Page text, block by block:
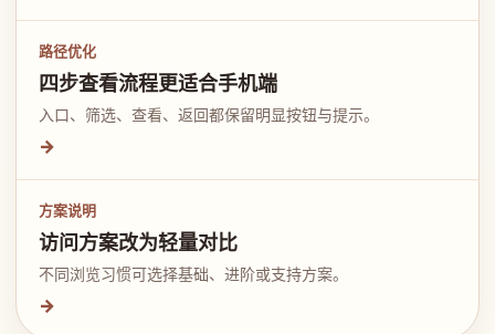
路径优化
四步查看流程更适合手机端
入口、筛选、查看、返回都保留明显按钮与提示。
→
方案说明
访问方案改为轻量对比
不同浏览习惯可选择基础、进阶或支持方案。
→